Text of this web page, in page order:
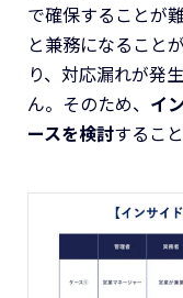
で確保することが
と兼務になること
り、対応漏れが発
ん。そのため、 イ
ースを検討するこ